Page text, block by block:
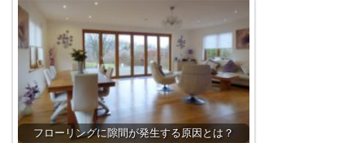
フローリングに隙間が発生する原因とは？